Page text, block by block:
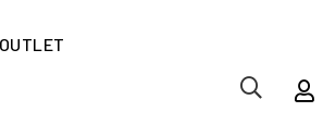
OUTLET